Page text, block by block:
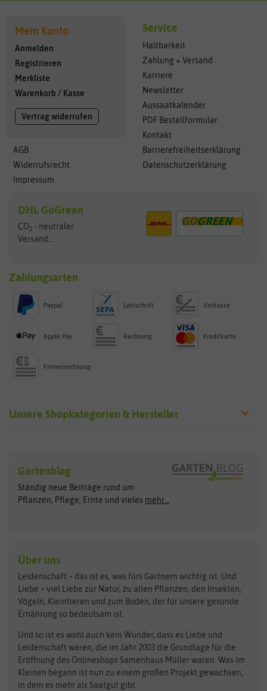
Mein Konto
Anmelden
Registrieren
Merkliste
Warenkorb / Kasse
Vertrag widerrufen
AGB
Widerrufsrecht
Impressum
Service
Haltbarkeit
Zahlung + Versand
Karriere
Newsletter
Aussaatkalender
PDF Bestellformular
Kontakt
Barrierefreiheitserklärung
Datenschutzerklärung
DHL GoGreen
CO2 - neutraler
Versand...
Zahlungsarten
Paypal Lastschrift Vorkasse
Apple Pay Rechnung Kreditkarte
Firmenrechnung
Unsere Shopkategorien & Hersteller
Exotische Samen
Gemüsesamen
Gründünger
Kräutersamen
Obstsamen
Pilzbrut
Rasensamen
Steckzwiebeln
Zimmer & Kübelpflanzen
Kataloge
Schnäppchen
Anzucht & Gartenzubehör
Arche Noah
ASB Greenworld
Benary
Bingenheimer Saatgut
Bionana
BIOWOL
Blumicorn
Bûten Birds
Clever Pots
COMPO
Dürr-Samen
Feldsaaten Freudenberger
Fertil
Flora Elite
Gartenblog
Ständig neue Beiträge rund um
Pflanzen, Pflege, Ernte und vieles mehr...
Über uns
Leidenschaft – das ist es, was fürs Gärtnern wichtig ist. Und
Liebe – viel Liebe zur Natur, zu allen Pflanzen, den Insekten,
Vögeln, Kleintieren und zum Boden, der für unsere gesunde
Ernährung so bedeutsam ist.
Und so ist es wohl auch kein Wunder, dass es Liebe und
Leidenschaft waren, die im Jahr 2003 die Grundlage für die
Eröffnung des Onlineshops Samenhaus Müller waren. Was im
Kleinen begann ist nun zu einem großen Projekt gewachsen,
in dem es mehr als Saatgut gibt.